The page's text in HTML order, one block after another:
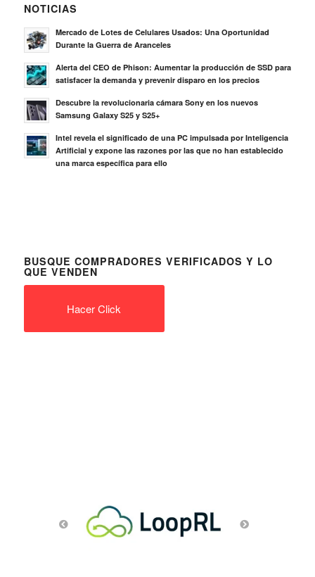
NOTICIAS
Mercado de Lotes de Celulares Usados: Una Oportunidad
Durante la Guerra de Aranceles
Alerta del CEO de Phison: Aumentar la producción de SSD para
satisfacer la demanda y prevenir disparo en los precios
Descubre la revolucionaria cámara Sony en los nuevos
Samsung Galaxy S25 y S25+
Intel revela el significado de una PC impulsada por Inteligencia
Artificial y expone las razones por las que no han establecido
una marca específica para ello
BUSQUE COMPRADORES VERIFICADOS Y LO
QUE VENDEN
Hacer Click